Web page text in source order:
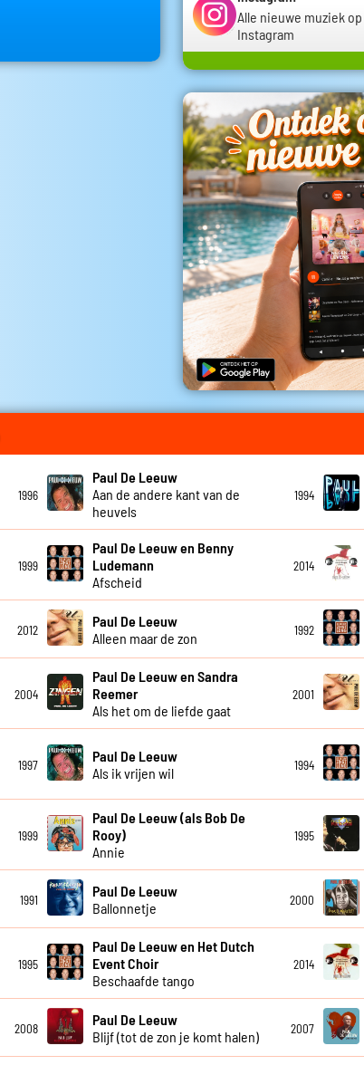
Alle nieuwe muziek op
Instagram
1996
Paul De Leeuw
Aan de andere kant van de
heuvels
1994
1999
Paul De Leeuw en Benny
Ludemann
Afscheid
2014
2012
Paul De Leeuw
Alleen maar de zon
1992
2004
Paul De Leeuw en Sandra
Reemer
Als het om de liefde gaat
2001
1997
Paul De Leeuw
Als ik vrijen wil
1994
1999
Paul De Leeuw (als Bob De
Rooy)
Annie
1995
1991
Paul De Leeuw
Ballonnetje
2000
1995
Paul De Leeuw en Het Dutch
Event Choir
Beschaafde tango
2014
2008
Paul De Leeuw
Blijf (tot de zon je komt halen)
2007